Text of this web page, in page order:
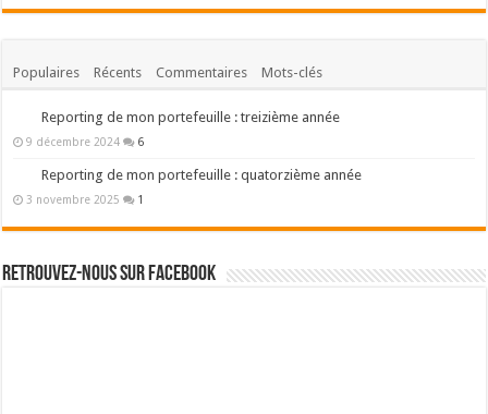
Populaires Récents Commentaires Mots-clés
Reporting de mon portefeuille : treizième année
9 décembre 2024 6
Reporting de mon portefeuille : quatorzième année
3 novembre 2025 1
Retrouvez-nous sur Facebook